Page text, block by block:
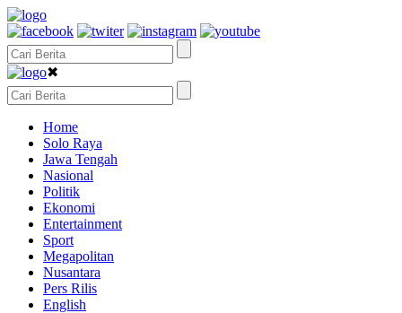
✖
Home
Solo Raya
Jawa Tengah
Nasional
Politik
Ekonomi
Entertainment
Sport
Megapolitan
Nusantara
Pers Rilis
English